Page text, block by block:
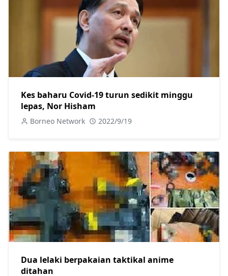
Kes baharu Covid-19 turun sedikit minggu
lepas, Nor Hisham
Borneo Network 2022/9/19
Dua lelaki berpakaian taktikal anime
ditahan